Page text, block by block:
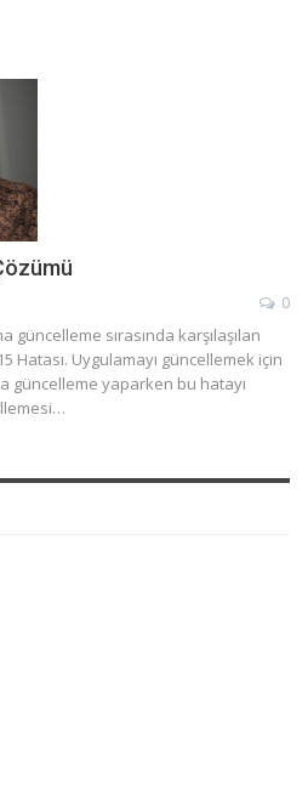
0
sırasında karşılaşılan
Hatası. Uygulamayı güncellemek için
güncelleme yaparken bu hatayı